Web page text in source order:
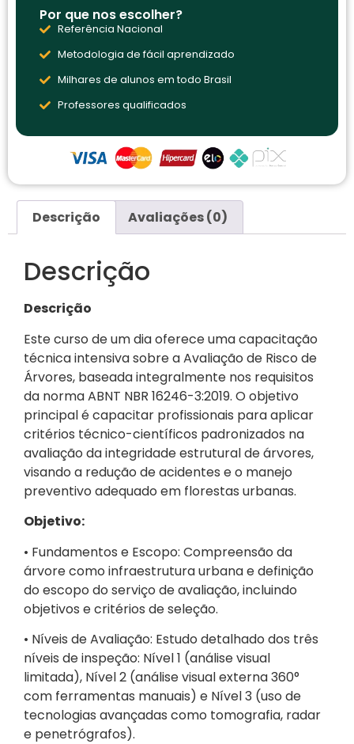
Por que nos escolher?
Referência Nacional
Metodologia de fácil aprendizado
Milhares de alunos em todo Brasil
Professores qualificados
Descrição Avaliações (0)
Descrição
Descrição
Este curso de um dia oferece uma capacitação
técnica intensiva sobre a Avaliação de Risco de
Árvores, baseada integralmente nos requisitos
da norma ABNT NBR 16246-3:2019. O objetivo
principal é capacitar profissionais para aplicar
critérios técnico-científicos padronizados na
avaliação da integridade estrutural de árvores,
visando a redução de acidentes e o manejo
preventivo adequado em florestas urbanas.
Objetivo:
• Fundamentos e Escopo: Compreensão da
árvore como infraestrutura urbana e definição
do escopo do serviço de avaliação, incluindo
objetivos e critérios de seleção.
• Níveis de Avaliação: Estudo detalhado dos três
níveis de inspeção: Nível 1 (análise visual
limitada), Nível 2 (análise visual externa 360°
com ferramentas manuais) e Nível 3 (uso de
tecnologias avançadas como tomografia, radar
e penetrógrafos).